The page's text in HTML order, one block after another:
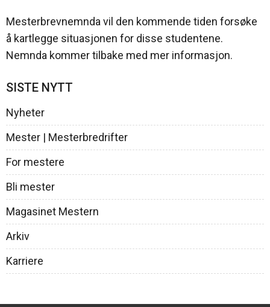
Mesterbrevnemnda vil den kommende tiden forsøke
å kartlegge situasjonen for disse studentene.
Nemnda kommer tilbake med mer informasjon.
SISTE NYTT
Nyheter
Mester | Mesterbredrifter
For mestere
Bli mester
Magasinet Mestern
Arkiv
Karriere